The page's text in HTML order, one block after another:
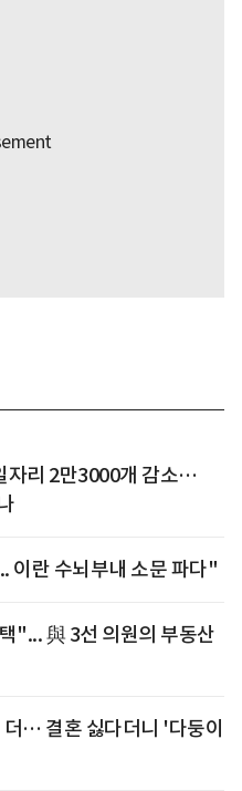
자리 2만3000개 감소…
이란 수뇌부내 소문 파다"
"... 與 3선 의원의 부동산
… 결혼 싫다더니 '다둥이